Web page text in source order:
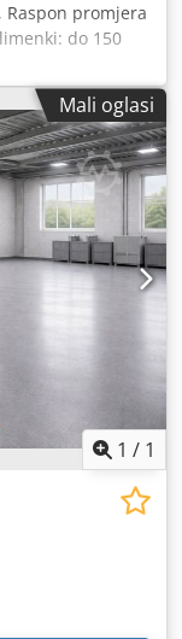
, Raspon promjera
do 150
Aeyyq Ixjifjrf
Mali oglasi
1 / 1